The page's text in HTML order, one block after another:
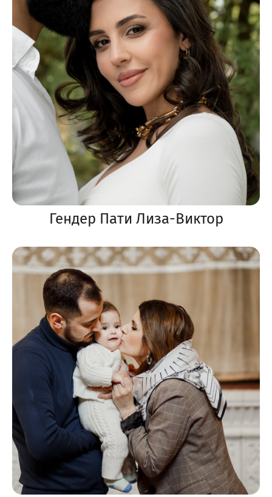
Гендер Пати Лиза-Виктор